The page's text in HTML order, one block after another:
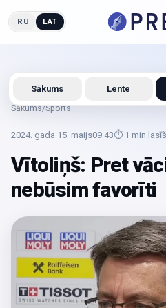
RU LAT
Sākums/Sports
2024. gada 15. maijs09:43⏱ 1 min
Vītoliņš: Pret
nebūsim favorīti
Sākums Lente